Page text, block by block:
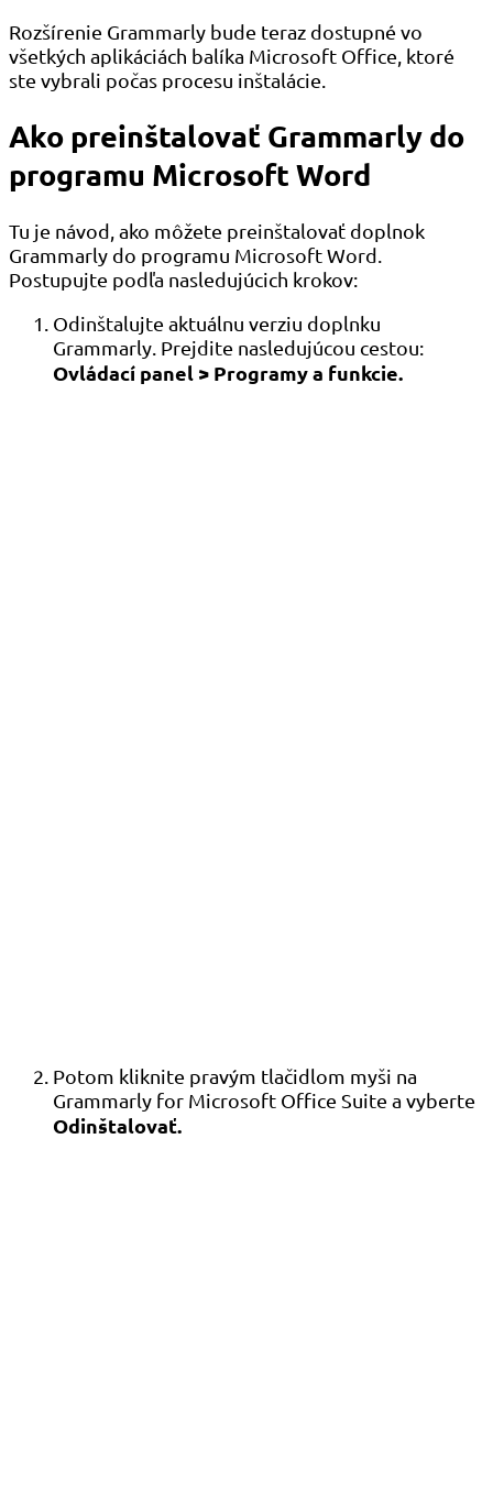
Rozšírenie Grammarly bude teraz dostupné vo
všetkých aplikáciách balíka Microsoft Office, ktoré
ste vybrali počas procesu inštalácie.
Ako preinštalovať Grammarly do
programu Microsoft Word
Tu je návod, ako môžete preinštalovať doplnok
Grammarly do programu Microsoft Word.
Postupujte podľa nasledujúcich krokov:
Odinštalujte aktuálnu verziu doplnku
Grammarly. Prejdite nasledujúcou cestou:
Ovládací panel > Programy a funkcie.
Potom kliknite pravým tlačidlom myši na
Grammarly for Microsoft Office Suite a vyberte
Odinštalovať.